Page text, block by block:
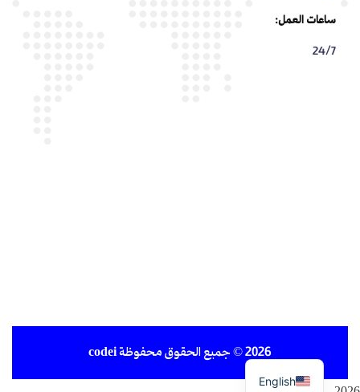
ساعات العمل:
24/7
2026© جميع الحقوق محفوظةcodei
English